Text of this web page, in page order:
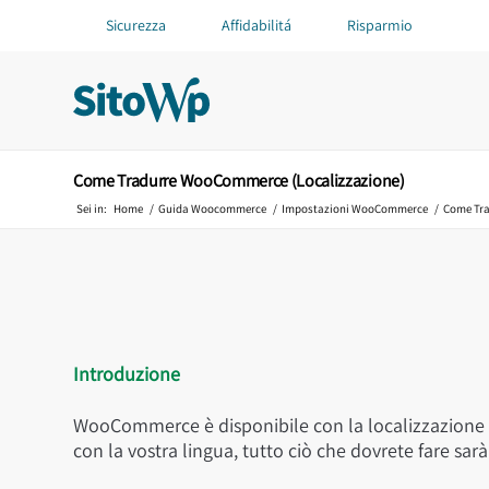
Sicurezza Affidabilitá Risparmio
Come Tradurre WooCommerce (Localizzazione)
Sei in: Home / Guida Woocommerce / Impostazioni WooCommerce / Come
Introduzione
WooCommerce è disponibile con la
con la vostra lingua, tutto ciò che dovrete fare